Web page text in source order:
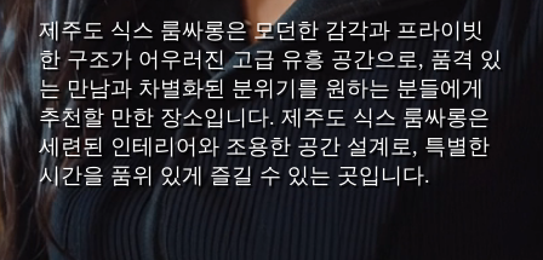
제주도 식스 룸싸롱은 모던한 감각과 프라이빗
한 구조가 어우러진 고급 유흥 공간으로, 품격 있
는 만남과 차별화된 분위기를 원하는 분들에게
추천할 만한 장소입니다. 제주도 식스 룸싸롱은
세련된 인테리어와 조용한 공간 설계로, 특별한
시간을 품위 있게 즐길 수 있는 곳입니다.